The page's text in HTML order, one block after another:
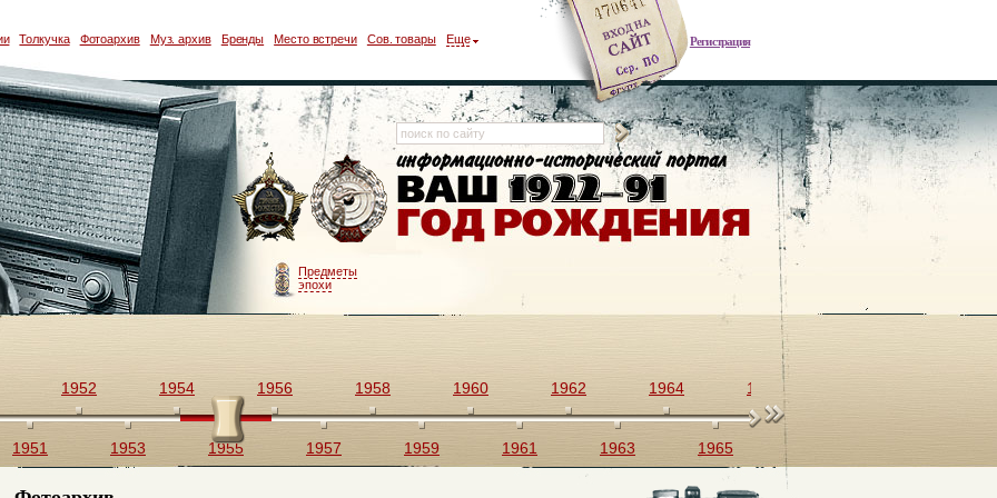
Регистрация
Толкучка Фотоархив Муз. архив Бренды Место встречи Сов. товары Еще
Предметы
эпохи
1951
1952
1953
1954
1955
1956
1957
1958
1959
1960
1961
1962
1963
1964
1965
1966